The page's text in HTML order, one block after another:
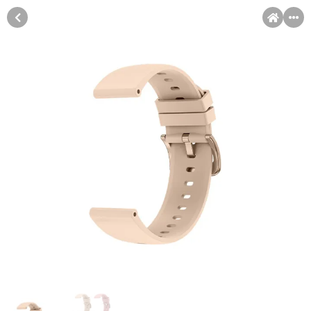
Račun
Pomoć pri kupovini
Kupovina na rate
Sve je lakše kad se podijeli!